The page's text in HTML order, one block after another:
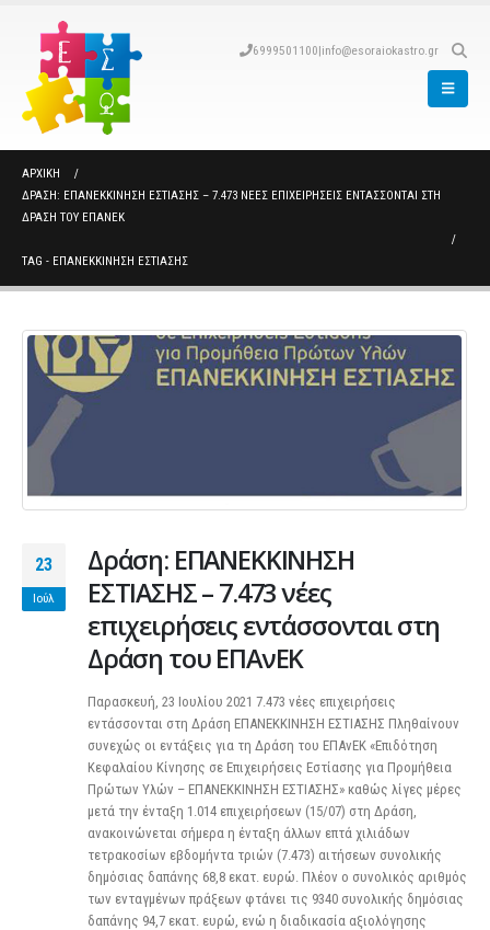
6999501100|info@esoraiokastro.gr
ΑΡΧΙΚΉ
ΔΡΆΣΗ: ΕΠΑΝΕΚΚΙΝΗΣΗ ΕΣΤΙΑΣΗΣ – 7.473 ΝΈΕΣ ΕΠΙΧΕΙΡΉΣΕΙΣ ΕΝΤΆΣΣΟΝΤΑΙ ΣΤΗ
ΔΡΆΣΗ ΤΟΥ ΕΠΑΝΕΚ
TAG - ΕΠΑΝΕΚΚΙΝΗΣΗ ΕΣΤΙΑΣΗΣ
23
Ιούλ
Δράση: ΕΠΑΝΕΚΚΙΝΗΣΗ
ΕΣΤΙΑΣΗΣ – 7.473 νέες
επιχειρήσεις εντάσσονται στη
Δράση του ΕΠΑνΕΚ
Παρασκευή, 23 Ιουλίου 2021 7.473 νέες επιχειρήσεις
εντάσσονται στη Δράση ΕΠΑΝΕΚΚΙΝΗΣΗ ΕΣΤΙΑΣΗΣ Πληθαίνουν
συνεχώς οι εντάξεις για τη Δράση του ΕΠΑνΕΚ «Επιδότηση
Κεφαλαίου Κίνησης σε Επιχειρήσεις Εστίασης για Προμήθεια
Πρώτων Υλών – ΕΠΑΝΕΚΚΙΝΗΣΗ ΕΣΤΙΑΣΗΣ» καθώς λίγες μέρες
μετά την ένταξη 1.014 επιχειρήσεων (15/07) στη Δράση,
ανακοινώνεται σήμερα η ένταξη άλλων επτά χιλιάδων
τετρακοσίων εβδομήντα τριών (7.473) αιτήσεων συνολικής
δημόσιας δαπάνης 68,8 εκατ. ευρώ. Πλέον ο συνολικός αριθμός
των ενταγμένων πράξεων φτάνει τις 9340 συνολικής δημόσιας
δαπάνης 94,7 εκατ. ευρώ, ενώ η διαδικασία αξιολόγησης